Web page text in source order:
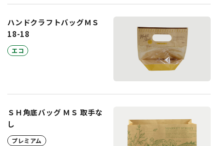
ハンドクラフトバッグＭＳ
18-18
エコ
ＳＨ角底バッグ ＭＳ 取手な
し
プレミアム